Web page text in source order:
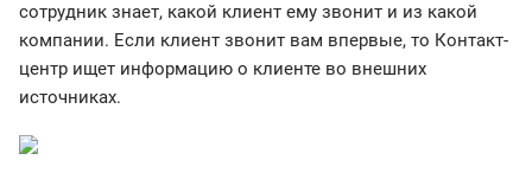
сотрудник знает, какой клиент ему звонит и из какой
компании. Если клиент звонит вам впервые, то Контакт-
центр ищет информацию о клиенте во внешних
источниках.